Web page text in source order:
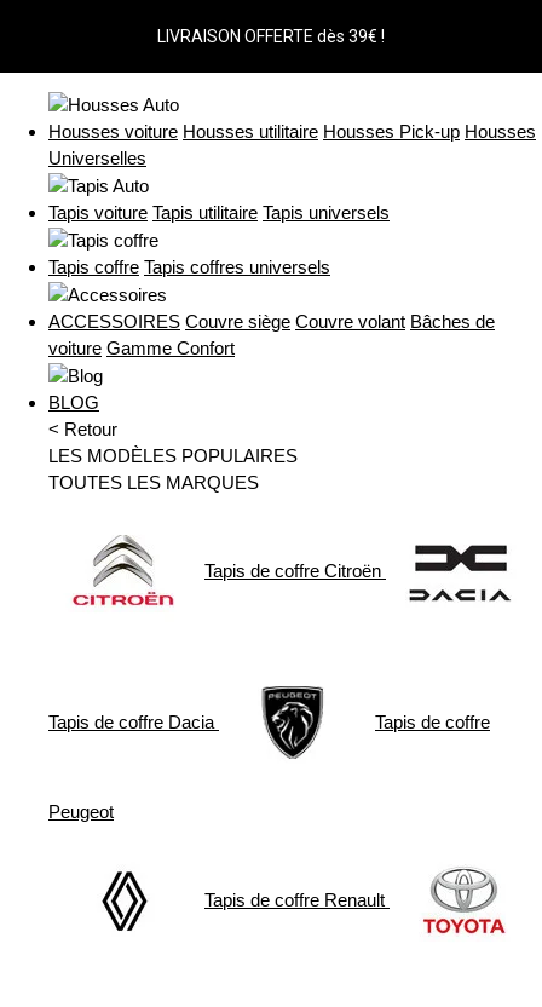
LIVRAISON OFFERTE dès 39€ !
Housses voiture Housses utilitaire Housses Pick-up Housses
Universelles
Tapis voiture Tapis utilitaire Tapis universels
Tapis coffre Tapis coffres universels
ACCESSOIRES Couvre siège Couvre volant Bâches de
voiture Gamme Confort
BLOG
< Retour
LES MODÈLES POPULAIRES
TOUTES LES MARQUES
Tapis de coffre Citroën
Tapis de coffre Dacia Tapis de coffre
Peugeot
Tapis de coffre Renault